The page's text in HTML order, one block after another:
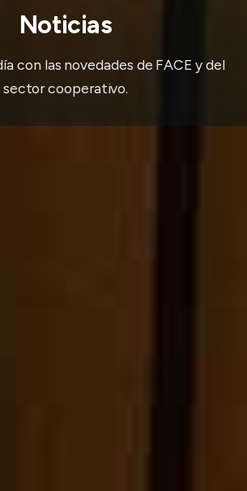
Noticias
con las novedades de FACE y del
sector cooperativo.